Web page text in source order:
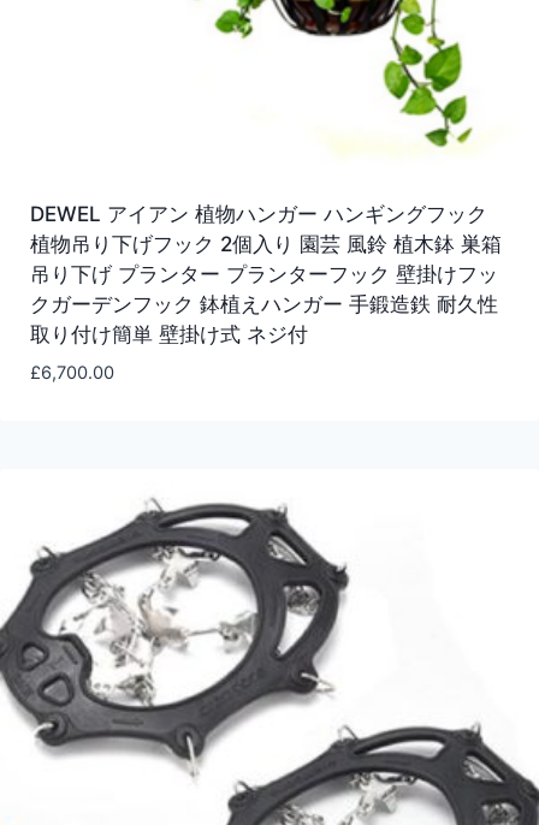
DEWEL アイアン 植物ハンガー ハンギングフック
植物吊り下げフック 2個入り 園芸 風鈴 植木鉢 巣箱
吊り下げ プランター プランターフック 壁掛けフッ
クガーデンフック 鉢植えハンガー 手鍛造鉄 耐久性
取り付け簡単 壁掛け式 ネジ付
£6,700.00